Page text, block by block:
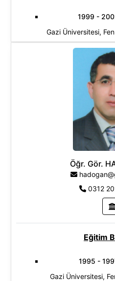
1999 -
Gazi Üniversitesi,
(Yl)
1995 -
Gazi Üniversitesi,
Temel
Öğr. Gör.
0312
Eğitim
1995 -
Gazi Üniversitesi,